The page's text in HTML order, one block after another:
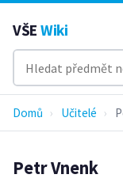
VŠE Wiki
Domů › Učitelé ›
Petr Vnenk